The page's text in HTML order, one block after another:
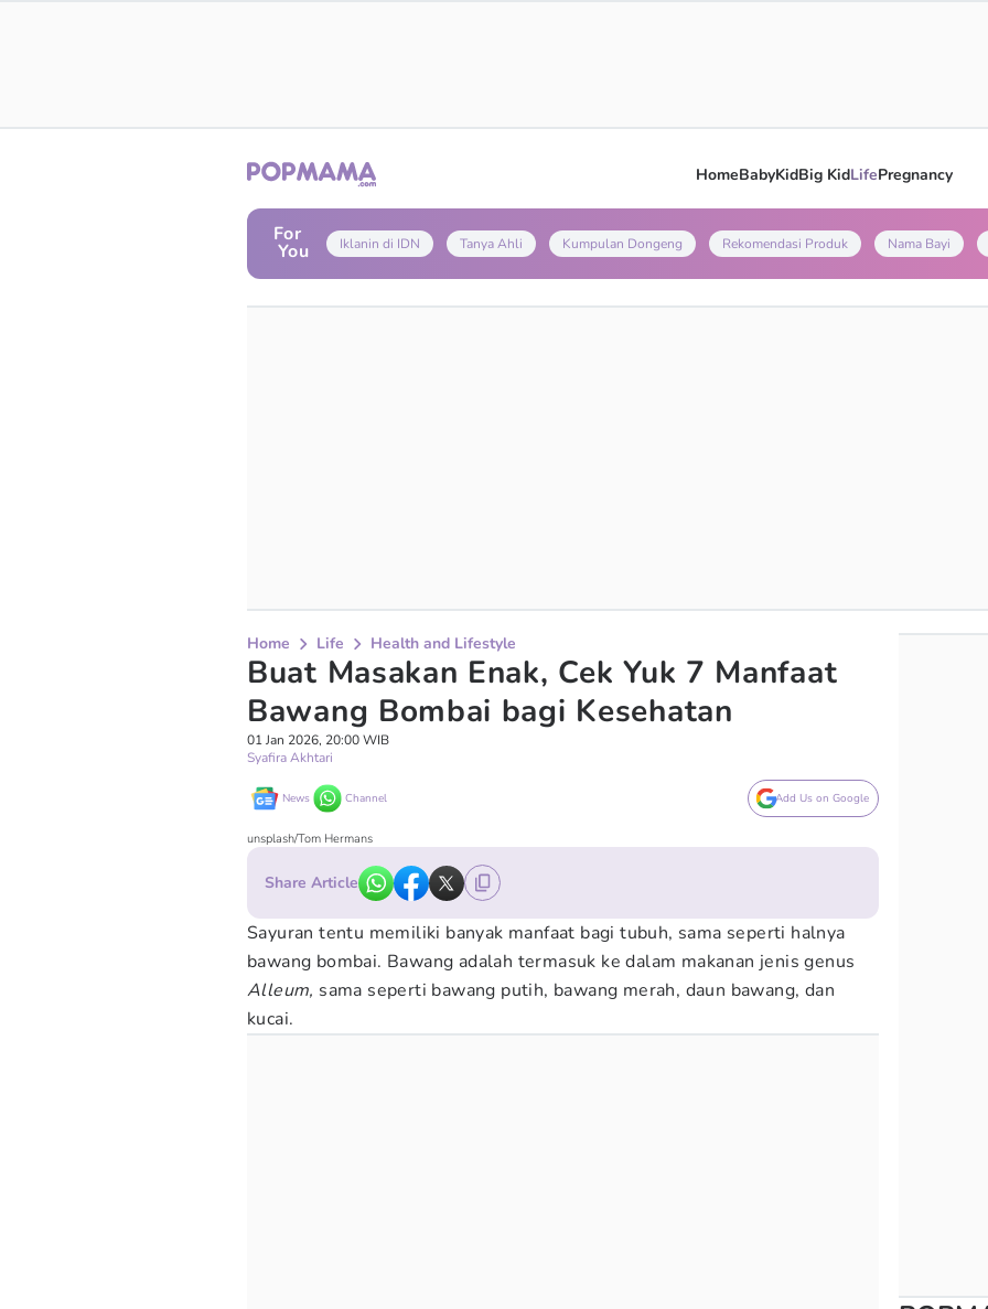
HomeBabyKidBig KidLifePregnancy
For
You Iklanin di IDN Tanya Ahli Kumpulan Dongeng Rekomendasi Produk Nama Bayi
Home Life Health and Lifestyle
Buat Masakan Enak, Cek Yuk 7 Manfaat
Bawang Bombai bagi Kesehatan
01 Jan 2026, 20:00 WIB
Syafira Akhtari
News Channel Add Us on Google
unsplash/Tom Hermans
Share Article
Sayuran tentu memiliki banyak manfaat bagi tubuh, sama seperti halnya
bawang bombai. Bawang adalah termasuk ke dalam makanan jenis genus
Alleum, sama seperti bawang putih, bawang merah, daun bawang, dan
kucai.